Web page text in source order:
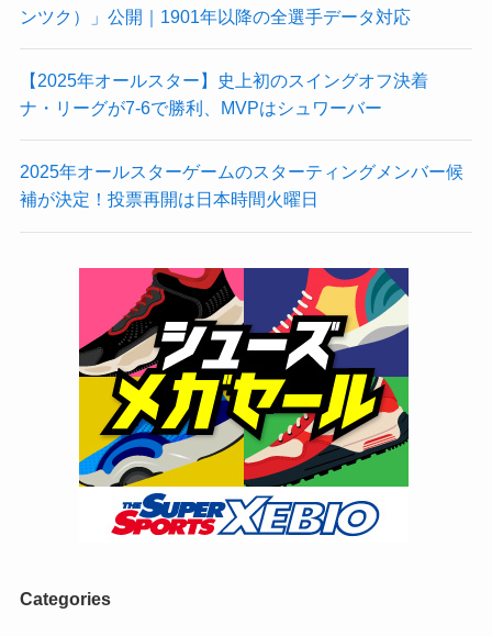
ンツク）」公開｜1901年以降の全選手データ対応
【2025年オールスター】史上初のスイングオフ決着
ナ・リーグが7-6で勝利、MVPはシュワーバー
2025年オールスターゲームのスターティングメンバー候
補が決定！投票再開は日本時間火曜日
Categories